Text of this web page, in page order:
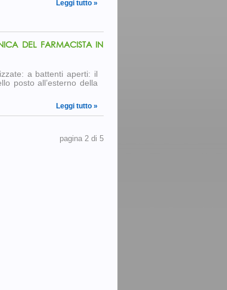
Leggi tutto »
DEL FARMACISTA IN
a battenti aperti: il
posto all’esterno della
Leggi tutto »
pagina 2 di 5